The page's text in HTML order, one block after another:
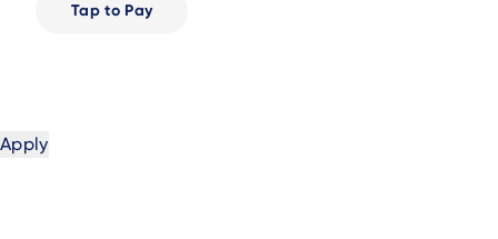
Tap to Pay